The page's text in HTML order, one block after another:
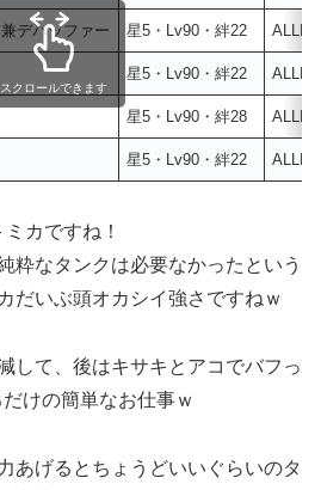
デバッファー 星5・Lv90・絆22 ALLM
星5・Lv90・絆22 ALLM
星5・Lv90・絆28 ALLM
星5・Lv90・絆22 ALLM
スクロールできます
ミカですね！
粋なタンクは必要なかったという
だいぶ頭オカシイ強さですねｗ
して、後はキサキとアコでバフっ
けの簡単なお仕事ｗ
あげるとちょうどいいぐらいのタ